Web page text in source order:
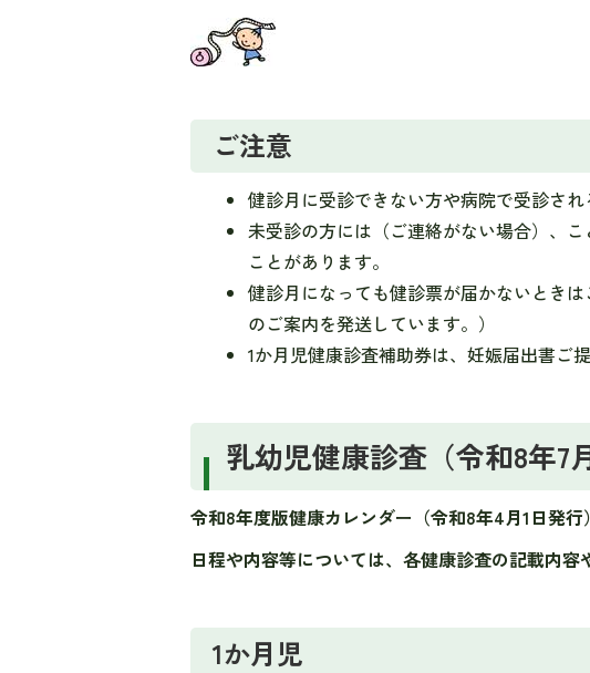
ご注意
健診月に受診できない方や病院で受診され
未受診の方には（ご連絡がない場合）、
ことがあります。
健診月になっても健診票が届かないとき
のご案内を発送しています。）
1か月児健康診査補助券は、妊娠届出書ご
乳幼児健康診査（令和8年7
令和8年度版健康カレンダー（令和8年4月1日発行
日程や内容等については、各健康診査の記載内容
1か月児